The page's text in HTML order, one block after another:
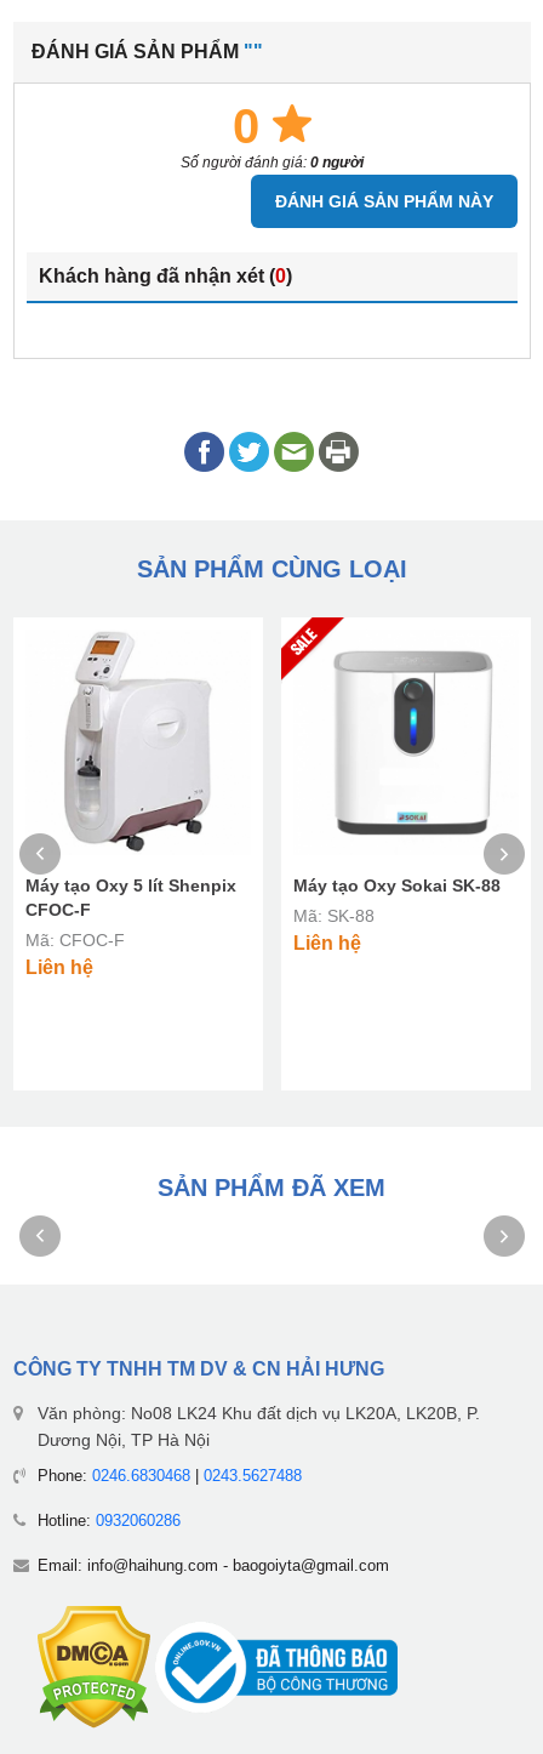
ĐÁNH GIÁ SẢN PHẨM ""
0
Số người đánh giá: 0 người
ĐÁNH GIÁ SẢN PHẨM NÀY
Khách hàng đã nhận xét (0)
SẢN PHẨM CÙNG LOẠI
Máy tạo Oxy Sokai SK-88
Mã: SK-88
Liên hệ
Máy tạo Oxy Yuwell YU300
Mã: YU300
7,990,000
SẢN PHẨM ĐÃ XEM
CÔNG TY TNHH TM DV & CN HẢI HƯNG
Văn phòng: No08 LK24 Khu đất dịch vụ LK20A, LK20B, P.
Dương Nội, TP Hà Nội
Phone: 0246.6830468| 0243.5627488
Hotline: 0932060286
Email: info@haihung.com - baogoiyta@gmail.com